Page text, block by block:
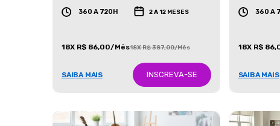
360 A 720H 2 A 12 MESES
18X R$ 86,00/Mês18X R$ 387,00/Mês
SAIBA MAIS INSCREVA-SE
360 A
18X R$
SAIBA MAIS